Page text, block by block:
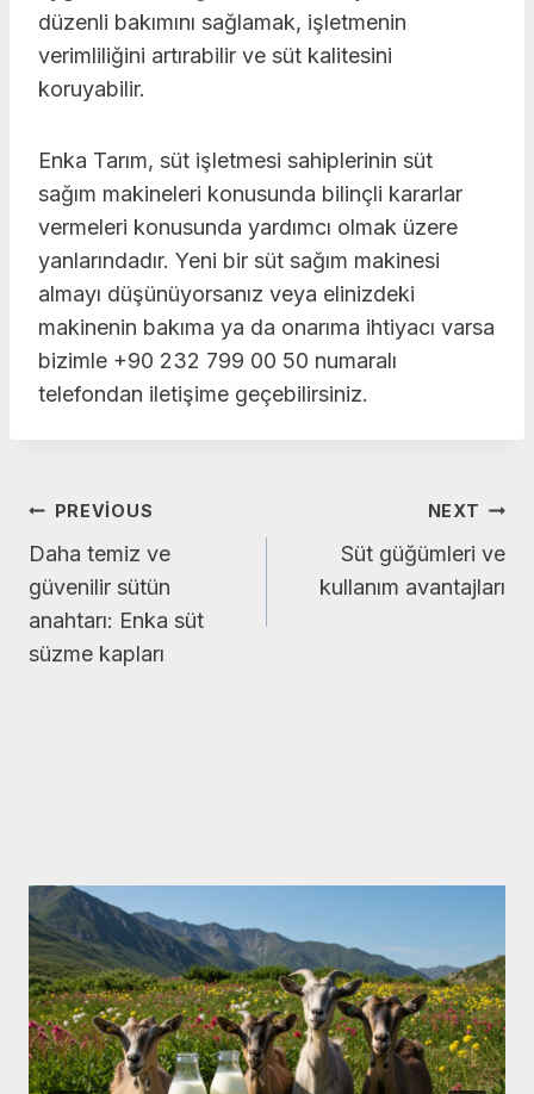
düzenli bakımını sağlamak, işletmenin
verimliliğini artırabilir ve süt kalitesini
koruyabilir.
Enka Tarım, süt işletmesi sahiplerinin süt
sağım makineleri konusunda bilinçli kararlar
vermeleri konusunda yardımcı olmak üzere
yanlarındadır. Yeni bir süt sağım makinesi
almayı düşünüyorsanız veya elinizdeki
makinenin bakıma ya da onarıma ihtiyacı varsa
bizimle +90 232 799 00 50 numaralı
telefondan iletişime geçebilirsiniz.
Yazı
gezinmesi
PREVIOUS
Daha temiz ve
güvenilir sütün
anahtarı: Enka süt
süzme kapları
NEXT
Süt güğümleri ve
kullanım avantajları